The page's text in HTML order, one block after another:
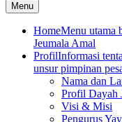
Menu
HomeMenu utama
Jeumala Amal
ProfilInformasi
unsur pimpinan
Nama dan
Profil Dayah
Visi & Misi
Pengurus